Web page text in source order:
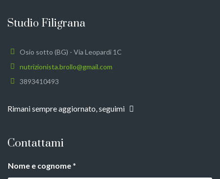
Studio Filigrana
Osio sotto (BG) - Via Leopardi 1C
nutrizionista.brollo@gmail.com
3893410493
Rimani sempre aggiornato, seguimi
Contattami
Nome e cognome*